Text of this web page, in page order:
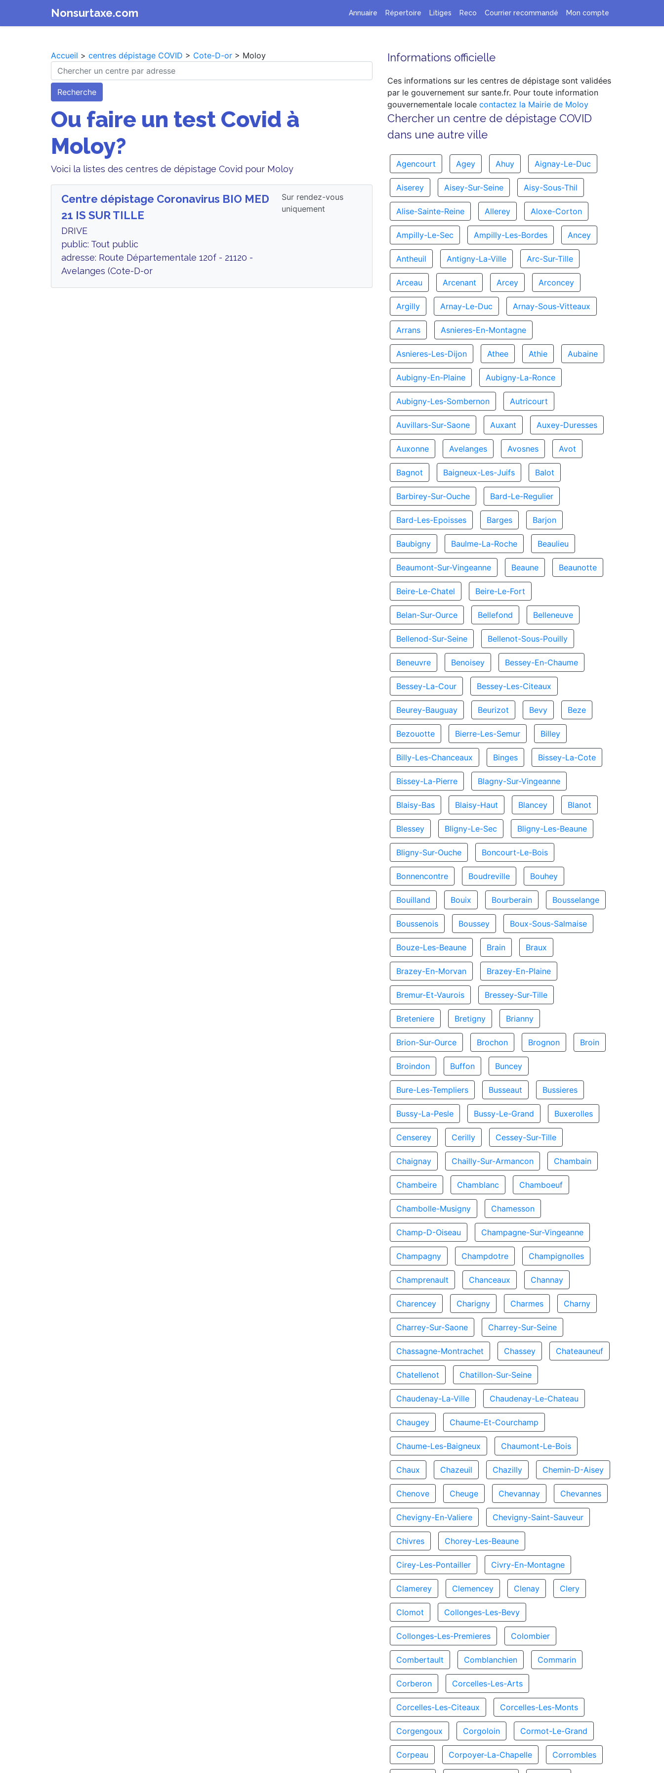
Nonsurtaxe.com Annuaire Répertoire Litiges Reco Courrier recommandé Mon compte
Accueil > centres dépistage COVID > Cote-D-or > Moloy
Recherche
Ou faire un test Covid à
Moloy?
Voici la listes des centres de dépistage Covid pour Moloy
Centre dépistage Coronavirus BIO MED
21 IS SUR TILLE
DRIVE
public: Tout public
adresse: Route Départementale 120f - 21120 -
Avelanges (Cote-D-or
Sur rendez-vous
uniquement
Informations officielle
Ces informations sur les centres de dépistage sont validées
par le gouvernement sur sante.fr. Pour toute information
gouvernementale localecontactez la Mairie de Moloy
Chercher un centre de dépistage COVID
dans une autre ville
Agencourt Agey Ahuy Aignay-Le-Duc
Aiserey Aisey-Sur-Seine Aisy-Sous-Thil
Alise-Sainte-Reine Allerey Aloxe-Corton
Ampilly-Le-Sec Ampilly-Les-Bordes Ancey
Antheuil Antigny-La-Ville Arc-Sur-Tille
Arceau Arcenant Arcey Arconcey
Argilly Arnay-Le-Duc Arnay-Sous-Vitteaux
Arrans Asnieres-En-Montagne
Asnieres-Les-Dijon Athee Athie Aubaine
Aubigny-En-Plaine Aubigny-La-Ronce
Aubigny-Les-Sombernon Autricourt
Auvillars-Sur-Saone Auxant Auxey-Duresses
Auxonne Avelanges Avosnes Avot
Bagnot Baigneux-Les-Juifs Balot
Barbirey-Sur-Ouche Bard-Le-Regulier
Bard-Les-Epoisses Barges Barjon
Baubigny Baulme-La-Roche Beaulieu
Beaumont-Sur-Vingeanne Beaune Beaunotte
Beire-Le-Chatel Beire-Le-Fort
Belan-Sur-Ource Bellefond Belleneuve
Bellenod-Sur-Seine Bellenot-Sous-Pouilly
Beneuvre Benoisey Bessey-En-Chaume
Bessey-La-Cour Bessey-Les-Citeaux
Beurey-Bauguay Beurizot Bevy Beze
Bezouotte Bierre-Les-Semur Billey
Billy-Les-Chanceaux Binges Bissey-La-Cote
Bissey-La-Pierre Blagny-Sur-Vingeanne
Blaisy-Bas Blaisy-Haut Blancey Blanot
Blessey Bligny-Le-Sec Bligny-Les-Beaune
Bligny-Sur-Ouche Boncourt-Le-Bois
Bonnencontre Boudreville Bouhey
Bouilland Bouix Bourberain Bousselange
Boussenois Boussey Boux-Sous-Salmaise
Bouze-Les-Beaune Brain Braux
Brazey-En-Morvan Brazey-En-Plaine
Bremur-Et-Vaurois Bressey-Sur-Tille
Breteniere Bretigny Brianny
Brion-Sur-Ource Brochon Brognon Broin
Broindon Buffon Buncey
Bure-Les-Templiers Busseaut Bussieres
Bussy-La-Pesle Bussy-Le-Grand Buxerolles
Censerey Cerilly Cessey-Sur-Tille
Chaignay Chailly-Sur-Armancon Chambain
Chambeire Chamblanc Chamboeuf
Chambolle-Musigny Chamesson
Champ-D-Oiseau Champagne-Sur-Vingeanne
Champagny Champdotre Champignolles
Champrenault Chanceaux Channay
Charencey Charigny Charmes Charny
Charrey-Sur-Saone Charrey-Sur-Seine
Chassagne-Montrachet Chassey Chateauneuf
Chatellenot Chatillon-Sur-Seine
Chaudenay-La-Ville Chaudenay-Le-Chateau
Chaugey Chaume-Et-Courchamp
Chaume-Les-Baigneux Chaumont-Le-Bois
Chaux Chazeuil Chazilly Chemin-D-Aisey
Chenove Cheuge Chevannay Chevannes
Chevigny-En-Valiere Chevigny-Saint-Sauveur
Chivres Chorey-Les-Beaune
Cirey-Les-Pontailler Civry-En-Montagne
Clamerey Clemencey Clenay Clery
Clomot Collonges-Les-Bevy
Collonges-Les-Premieres Colombier
Combertault Comblanchien Commarin
Corberon Corcelles-Les-Arts
Corcelles-Les-Citeaux Corcelles-Les-Monts
Corgengoux Corgoloin Cormot-Le-Grand
Corpeau Corpoyer-La-Chapelle Corrombles